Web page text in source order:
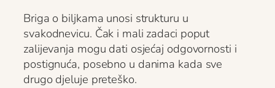
Briga o biljkama unosi strukturu u
svakodnevicu. Čak i mali zadaci poput
zalijevanja mogu dati osjećaj odgovornosti i
postignuća, posebno u danima kada sve
drugo djeluje preteško.